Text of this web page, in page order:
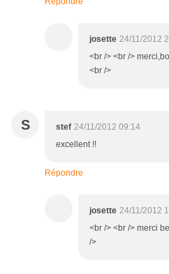
josette 24/11/2012
<br /> <br />
<br />
S stef 24/11/2012 09:14
excellent !!
Répondre
josette 24/11/2012
<br /> <br /> merci
/>